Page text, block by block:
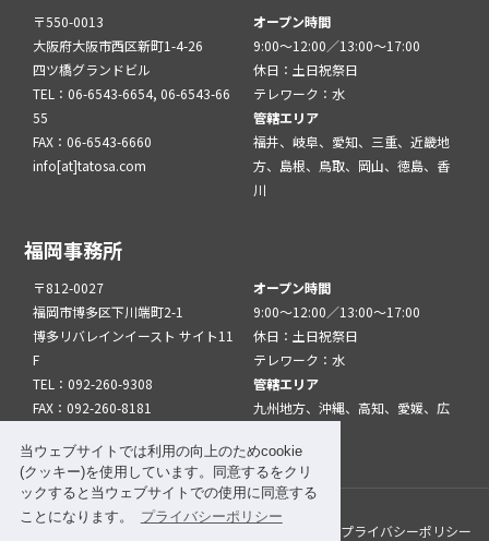
当ウェブサイトでは利用の向上のためcookie
(クッキー)を使用しています。同意するをクリ
ックすると当ウェブサイトでの使用に同意する
ことになります。
プライバシーポリシー
〒550-0013
大阪府大阪市西区新町1-4-26
四ツ橋グランドビル
TEL：06-6543-6654, 06-6543-66
55
FAX：06-6543-6660
info[at]tatosa.com
オープン時間
9:00～12:00／13:00～17:00
休日：土日祝祭日
テレワーク：水
管轄エリア
福井、岐阜、愛知、三重、近畿地
方、島根、鳥取、岡山、徳島、香
川
福岡事務所
〒812-0027
福岡市博多区下川端町2-1
博多リバレインイースト サイト11
F
TEL：092-260-9308
FAX：092-260-8181
オープン時間
9:00～12:00／13:00～17:00
休日：土日祝祭日
テレワーク：水
管轄エリア
九州地方、沖縄、高知、愛媛、広
このサイトについて プライバシーポリシー